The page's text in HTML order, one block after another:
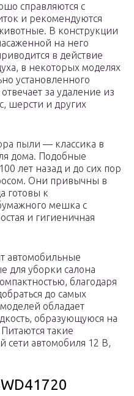
справляются с
и рекомендуются
В конструкции
на него
в действие
в некоторых моделях
установленного
за удаление из
шерсти и других
пыли — классика в
дома. Подобные
лет назад и до сих пор
Они привычны в
готовы к
мешка с
и гигиеничная
автомобильные
для уборки салона
благодаря
до самых
обладает
образующуюся на
такие
сети автомобиля 12 В,